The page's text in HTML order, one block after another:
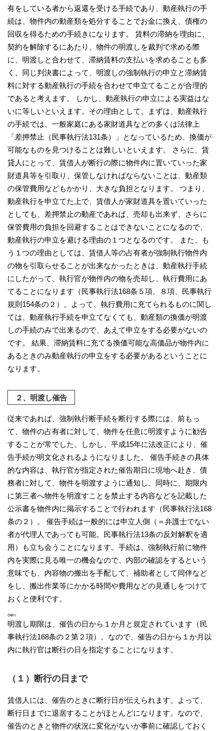
有をしている者から返還を受ける手続であり、動産執行の手
続は、物件内の動産類を処分することでお金に換え、債権の
回収を得るための手続きになります。 賃料の滞納を理由に、
契約を解除するにあたり、物件の明渡しを裁判で求める際
に、明渡しと合わせて、滞納賃料の支払いを求めることも多
く、同じ判決書によって、明渡しの強制執行の申立と滞納賃
料に対する動産執行の手続を合わせて申立てることが合理的
であると考えます。 しかし、動産執行の申立による実益はな
いに等しいといえます。その理由として、まずは、動産執行
の手続では、一般家庭にある家財道具などの多くは法律上
「差押禁止（民事執行法131条）」となっているため、換価が
可能なものを見つけることは難しいといえます。 さらに、賃
貸人にとって、賃借人が断行の際に物件内に置いていった家
財道具等を引取り、保管しなければならないことは、動産類
の保管費用などもかかり、大きな負担となります。 つまり、
動産執行を申立てた上で、賃借人が家財道具を置いていった
としても、差押禁止の動産であれば、売却も出来ず、さらに
保管費用の負担を回避することはできないことになるので、
動産執行の申立を避ける理由の１つとなるのです。 また、も
う１つの理由としては、賃借人等の占有者が強制執行物件内
の物を引取らせることが出来なかったときは、動産執行手続
にしたがって、執行官が物件内の物を売却し、執行費用にあ
てることになります（民事執行法168条５項、８項、民事執行
規則154条の２）。よって、執行費用に充てられるものに関し
ては、動産執行手続を申立てなくても、動産類の換価が明渡
しの手続のみで出来るので、あえて申立をする必要がないの
です。 結果、滞納賃料に充てる換価可能な高価品が物件内に
あるときのみ動産執行の申立をする必要があるということに
なります。
２、明渡し催告
従来であれば、強制執行断手続を断行する際には、前もっ
て、物件の占有者に対して、物件を任意に明渡すように勧告
することが常でした。しかし、平成15年に法改正により、催
告手続が明文化されるようになりました。 催告手続きの具体
的な内容は、執行官が指定された催告期日に現地へ赴き、債
務者に対して、物件を明渡すように通知し、同時に、期限内
に第三者へ物件を明渡すことを禁止する内容などを記載した
公示書を物件内に掲示することで行われます（民事執行法168
条の２）。 催告手続は一般的には申立人側（＝弁護士でない
者が代理人であっても可能。民事執行法13条の反対解釈を適
用）も立ち会うことになります。手続は、強制執行前に物件
内を実際に見る唯一の機会なので、内部の確認をするという
意味でも、内容物の搬出を手配して、補助者として同伴など
をし、搬出作業等にかかる時間や費用などの見通しをつけて
おくと便利です。
③断行
明渡し期限は、催告の日から１か月と規定されています（民
事執行法168条の２第２項）。なので、催告の日から１か月以
内に執行官は断行の日を指定することになります。
（１）断行の日まで
賃借人には、催告のときに断行日が伝えられます。よって、
断行日までに退居することがほとんどになります。なので、
催告のときと物件の状況に変化がないか事前に確認しておく